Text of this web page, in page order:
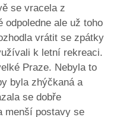
se vracela z
odpoledne ale už toho
vrátit se zpátky
k letní rekreaci.
Praze. Nebyla to
byla zhýčkaná a
se dobře
menší postavy se